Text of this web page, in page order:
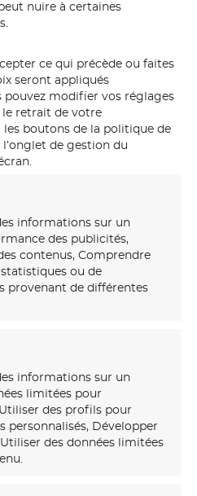
nuire à certaines
ce qui précède ou faites
seront appliqués
pouvez modifier vos réglages
retrait de votre
boutons de la politique de
de gestion du
informations sur un
des publicités,
contenus, Comprendre
statistiques ou de
provenant de différentes
informations sur un
limitées pour
des profils pour
personnalisés, Développer
des données limitées